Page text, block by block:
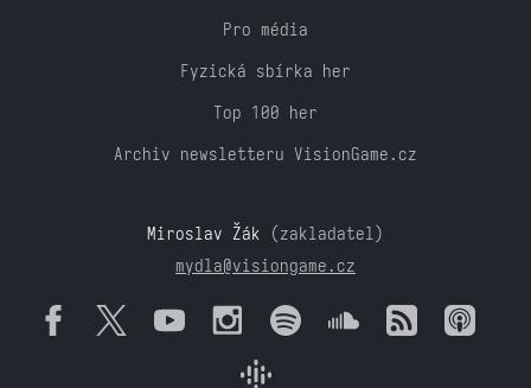
Pro média
Fyzická sbírka her
Top 100 her
Archiv newsletteru VisionGame.cz
Miroslav Žák (zakladatel)
mydla@visiongame.cz